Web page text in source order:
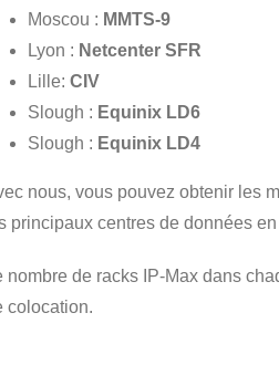
Moscou : MMTS-9
Lyon : Netcenter SFR
Lille: CIV
Slough : Equinix LD6
Slough : Equinix LD4
nous, vous pouvez obtenir les
principaux centres de données
nombre de racks IP-Max dans
colocation.